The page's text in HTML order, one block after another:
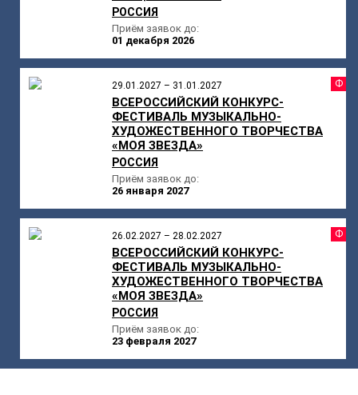
РОССИЯ
Приём заявок до:
01 декабря 2026
29.01.2027 – 31.01.2027
ВСЕРОССИЙСКИЙ КОНКУРС-
ФЕСТИВАЛЬ МУЗЫКАЛЬНО-
ХУДОЖЕСТВЕННОГО ТВОРЧЕСТВА
«МОЯ ЗВЕЗДА»
РОССИЯ
Приём заявок до:
26 января 2027
26.02.2027 – 28.02.2027
ВСЕРОССИЙСКИЙ КОНКУРС-
ФЕСТИВАЛЬ МУЗЫКАЛЬНО-
ХУДОЖЕСТВЕННОГО ТВОРЧЕСТВА
«МОЯ ЗВЕЗДА»
РОССИЯ
Приём заявок до:
23 февраля 2027